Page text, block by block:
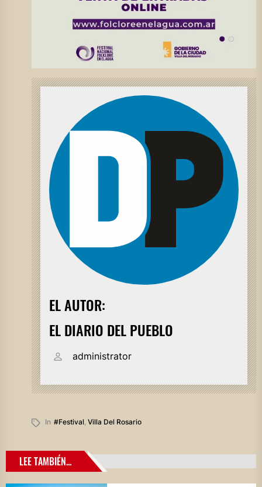
EL AUTOR:
EL DIARIO DEL PUEBLO
administrator
In #festival, Villa Del Rosario
LEE TAMBIÉN...